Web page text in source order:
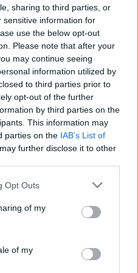
sharing to third parties, or
sensitive information for
use the below opt-out
Please note that after your
may continue seeing
information utilized by
to third parties prior to
opt-out of the further
by third parties on the
This information may
parties on the IAB’s List of
further disclose it to other
Opt Outs
of my
of my
répéter cette étape.
:Essuyez avec un chiffon
le jus de citron, sans
avec un chiffon
à l’air, en évitant
l’humidité.
l’état de
citron permet de garder
odeur.
surtout pour